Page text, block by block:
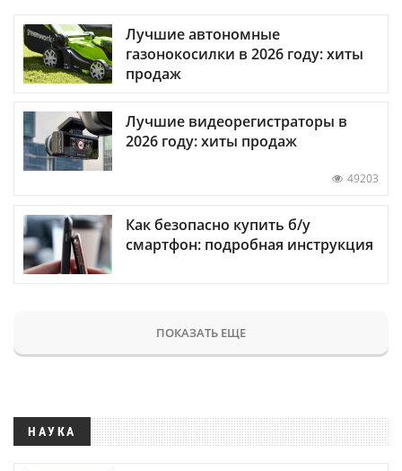
Лучшие автономные
газонокосилки в 2026 году: хиты
продаж
Лучшие видеорегистраторы в
2026 году: хиты продаж
49203
Как безопасно купить б/у
смартфон: подробная инструкция
ПОКАЗАТЬ ЕЩЕ
НАУКА